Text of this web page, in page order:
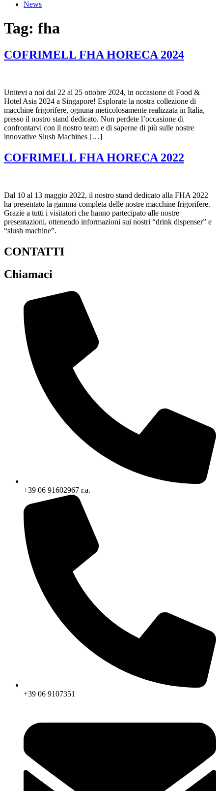
News
Tag: fha
COFRIMELL FHA HORECA 2024
Unitevi a noi dal 22 al 25 ottobre 2024, in occasione di Food &
Hotel Asia 2024 a Singapore! Esplorate la nostra collezione di
macchine frigorifere, ognuna meticolosamente realizzata in Italia,
presso il nostro stand dedicato. Non perdete l’occasione di
confrontarvi con il nostro team e di saperne di più sulle nostre
innovative Slush Machines […]
COFRIMELL FHA HORECA 2022
Dal 10 al 13 maggio 2022, il nostro stand dedicato alla FHA 2022
ha presentato la gamma completa delle nostre macchine frigorifere.
Grazie a tutti i visitatori che hanno partecipato alle nostre
presentazioni, ottenendo informazioni sui nostri “drink dispenser” e
“slush machine”.
CONTATTI
Chiamaci
+39 06 91602967 r.a.
+39 06 9107351